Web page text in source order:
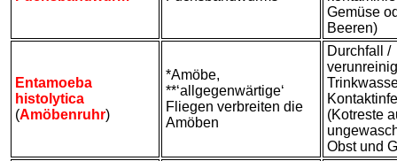
Gemüse
Beeren)
Entamoeba
histolytica
(Amöbenruhr)
*Amöbe,
**‘allgegenwärtige‘
Fliegen verbreiten die
Amöben
Durchfall /
(Kotreste
Obst und